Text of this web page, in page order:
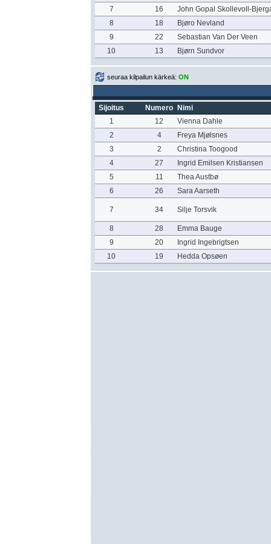
7
16
John Gopal Skollevoll-
8
18
Bjøro Nevland
9
22
Sebastian Van Der Veen
10
13 Bjørn Sundvor
seuraa kilpailun kärkeä: ON
Sijoitus Numero
Nimi
1
12
Vienna Dahle
2
4
Freya Mjølsnes
3
2
Christina Toogood
4
27
Ingrid Emilsen Kristiansen
5
11
Thea Austbø
6
26 Sara Aarseth
7 34 Silje Torsvik
8 28
Emma Bauge
9
20
Ingrid Ingebrigtsen
10
19 Hedda Opsøen